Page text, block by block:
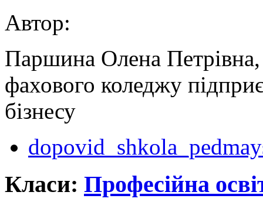
Автор:
Паршина Олена Петрівна,
фахового коледжу
бізнесу
Класи: Професійна